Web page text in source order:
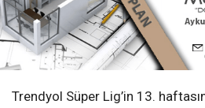
Trendyol Süper Lig’in 13.